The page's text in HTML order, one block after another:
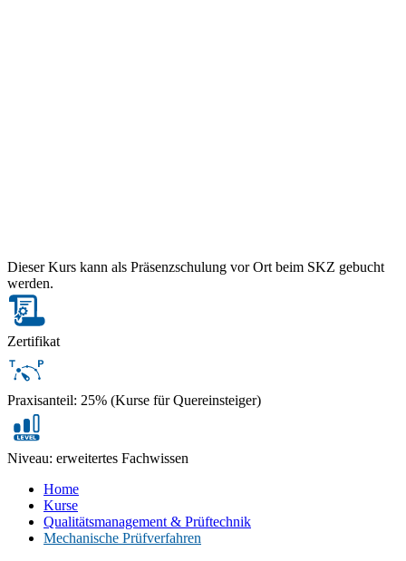
Dieser Kurs kann als Präsenzschulung vor Ort beim SKZ gebucht
werden.
Zertifikat
Praxisanteil: 25% (Kurse für Quereinsteiger)
Niveau: erweitertes Fachwissen
Home
Kurse
Qualitätsmanagement & Prüftechnik
Mechanische Prüfverfahren